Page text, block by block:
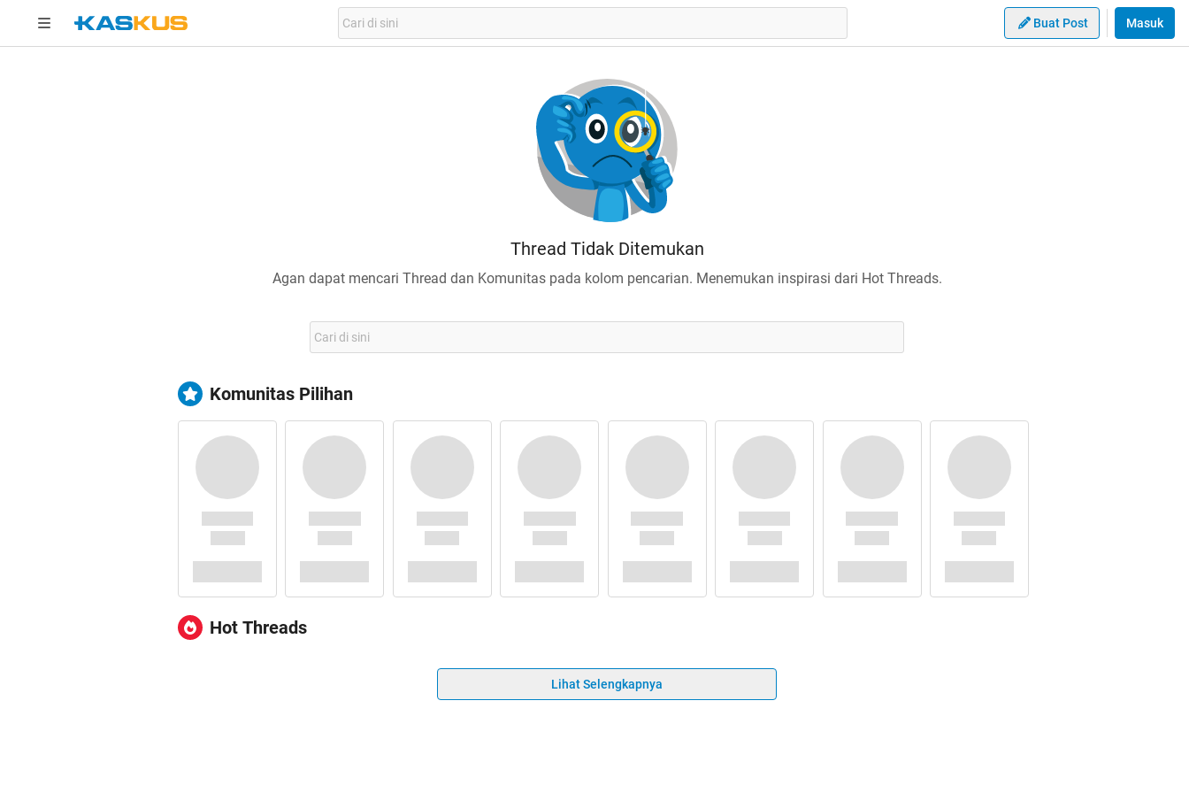
Buat Post Masuk
Thread Tidak Ditemukan
Agan dapat mencari Thread dan Komunitas pada kolom pencarian. Menemukan inspirasi dari Hot Threads.
Komunitas Pilihan
Hot Threads
Lihat Selengkapnya